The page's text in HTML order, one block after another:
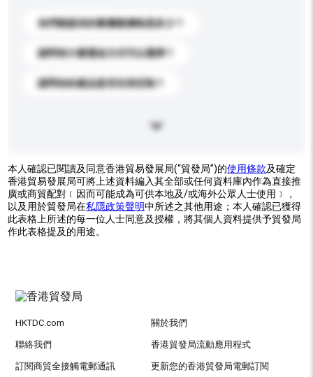
你們能提供的最優惠價格是多少？
請問有什麼運送方式可以選擇？
請問你的產品是否支持定制？
本人確認已閱讀及同意香港貿易發展局(“貿發局”)的使用條款及確定
香港貿易發展局可將上述資料編入其全部或任何資料庫內作為直接推
廣或商貿配對﹝因而可能成為可供本地及/或海外公眾人士使用﹞，
以及用於貿發局在私隱政策聲明中所述之其他用途；本人確認已獲得
此表格上所述的每一位人士同意及授權，將其個人資料提供予貿發局
作此表格提及的用途。
HKTDC.com 關於我們
聯絡我們 香港貿發局流動應用程式
訂閱商貿全接觸電郵通訊 更新您的香港貿發局電郵訂閱